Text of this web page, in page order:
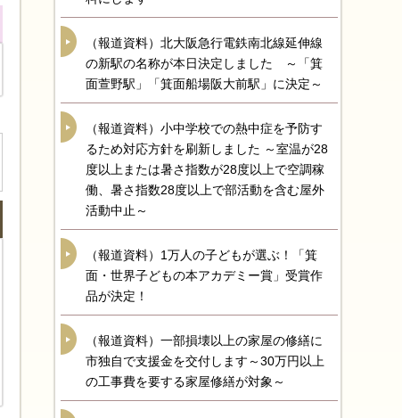
（報道資料）北大阪急行電鉄南北線延伸線
の新駅の名称が本日決定しました ～「箕
面萱野駅」「箕面船場阪大前駅」に決定～
（報道資料）小中学校での熱中症を予防す
るため対応方針を刷新しました ～室温が28
度以上または暑さ指数が28度以上で空調稼
働、暑さ指数28度以上で部活動を含む屋外
活動中止～
（報道資料）1万人の子どもが選ぶ！「箕
面・世界子どもの本アカデミー賞」受賞作
品が決定！
（報道資料）一部損壊以上の家屋の修繕に
市独自で支援金を交付します～30万円以上
の工事費を要する家屋修繕が対象～